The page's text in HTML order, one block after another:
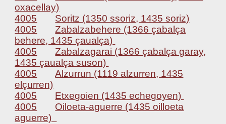
oxacellay)
4005
Soritz (1350 ssoriz, 1435 soriz)
4005
Zabalzabehere (1366 çabalça
behere, 1435 çaualça)
4005
Zabalzagarai (1366 çabalça garay,
1435 çaualça suson)
4005
Alzurrun (1119 alzurren, 1435
elçurren)
4005
Etxegoien (1435 echegoyen)
4005
Oiloeta-aguerre (1435 oilloeta
aguerre)